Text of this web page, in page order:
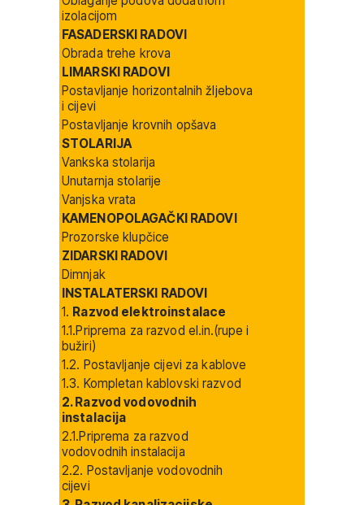
izolacijom
FASADERSKI RADOVI
Obrada trehe krova
LIMARSKI RADOVI
Postavljanje horizontalnih žljebova
i cijevi
Postavljanje krovnih opšava
STOLARIJA
Vankska stolarija
Unutarnja stolarije
Vanjska vrata
KAMENOPOLAGAČKI RADOVI
Prozorske klupčice
ZIDARSKI RADOVI
Dimnjak
INSTALATERSKI RADOVI
1. Razvod elektroinstalace
1.1.Priprema za razvod el.in.(rupe i
bužiri)
1.2. Postavljanje cijevi za kablove
1.3. Kompletan kablovski razvod
2. Razvod vodovodnih
instalacija
2.1.Priprema za razvod
vodovodnih instalacija
2.2. Postavljanje vodovodnih
cijevi